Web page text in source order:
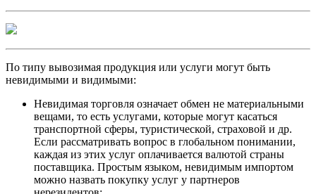
По типу вывозимая продукция или услуги могут быть
невидимыми и видимыми:
Невидимая торговля означает обмен не материальными
вещами, то есть услугами, которые могут касаться
транспортной сферы, туристической, страховой и др.
Если рассматривать вопрос в глобальном понимании,
каждая из этих услуг оплачивается валютой страны
поставщика. Простым языком, невидимым импортом
можно назвать покупку услуг у партнеров